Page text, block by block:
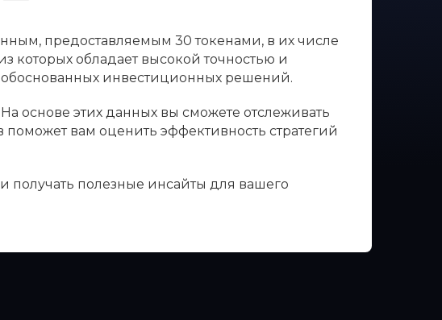
предоставляемым 30 токенами, в их числе
которых обладает высокой точностью и
инвестиционных решений.
основе этих данных вы сможете отслеживать
вам оценить эффективность стратегий
получать полезные инсайты для вашего